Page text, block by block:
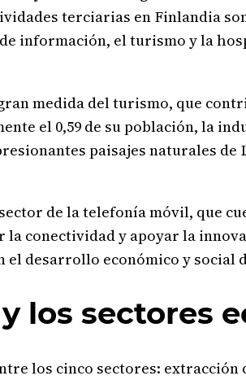
terciarias en Finlandia
información, el turismo y la
medida del turismo, que
el 0,59 de su población, la
paisajes naturales de
de la telefonía móvil, que
conectividad y apoyar la
desarrollo económico y social
los sectores
los cinco sectores: